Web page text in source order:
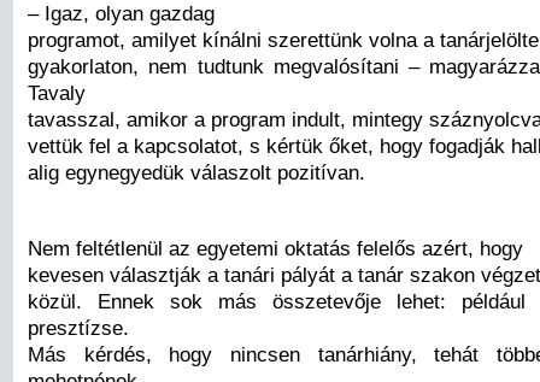
– Igaz, olyan gazdag
programot, amilyet kínálni szerettünk volna a
gyakorlaton, nem tudtunk megvalósítani –
Tavaly
tavasszal, amikor a program indult, mintegy
vettük fel a kapcsolatot, s kértük őket, hogy fogadják
alig egynegyedük válaszolt pozitívan.
Nem feltétlenül az egyetemi oktatás felelős azért, hogy
kevesen választják a tanári pályát a tanár szakon
közül. Ennek sok más összetevője lehet:
presztízse.
Más kérdés, hogy nincsen tanárhiány, tehát